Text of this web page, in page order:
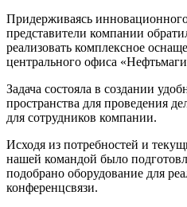
Придерживаясь
представители компании
реализовать комплексное
центрального офиса
Задача состояла в создании
пространства для проведения
для сотрудников компании.
Исходя из потребностей и
нашей командой было
подобрано оборудование для
конференцсвязи.